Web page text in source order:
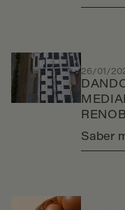
26/01/
Saber